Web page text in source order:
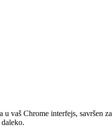
vaš Chrome interfejs, savršen